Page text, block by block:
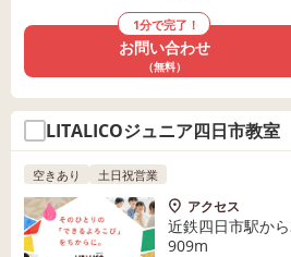
1分で完了！
お問い合わせ
（無料）
LITALICOジュニア四日市教室
空きあり 土日祝営業
アクセス
近鉄四日市駅か
909m